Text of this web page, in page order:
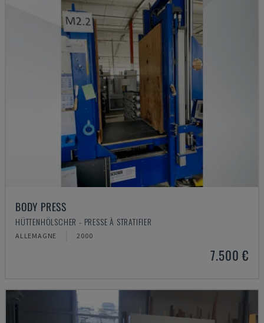
BODY PRESS
HÜTTENHÖLSCHER - PRESSE À STRATIFIER
ALLEMAGNE 2000
7.500 €